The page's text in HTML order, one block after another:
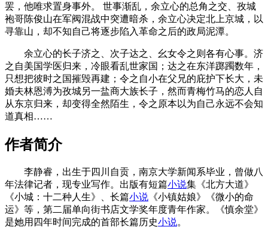
罢，他唯求置身事外。 世事渐乱，余立心的总角之交、孜城
袍哥陈俊山在军阀混战中突遭暗杀，余立心决定北上京城，以
寻靠山，却不知自己将逐步陷入革命之后的政局泥潭。
余立心的长子济之、次子达之、幺女令之则各有心事。济
之自美国学医归来，冷眼看乱世家国；达之在东洋踯躅数年，
只想把彼时之国摧毁再建；令之自小在父兄的庇护下长大，未
婚夫林恩溥为孜城另一盐商大族长子，然而青梅竹马的恋人自
从东京归来，却变得全然陌生，令之原本以为自己永远不会知
道真相……
作者简介
李静睿，出生于四川自贡，南京大学新闻系毕业，曾做八
年法律记者，现专业写作。出版有短篇小说集《北方大道》
《小城：十二种人生》、长篇小说 《小镇姑娘》《微小的命
运》等，第二届单向街书店文学奖年度青年作家。《慎余堂》
是她用四年时间完成的首部长篇历史小说。